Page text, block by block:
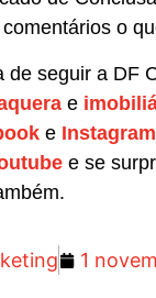
o
de seguir a DF
e
e Instagram
e se
1